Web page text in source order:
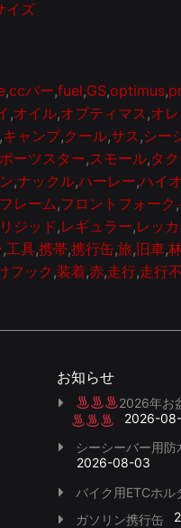
イズ
,ccバー,fuel,GS,optimus,
,オイル,オプティマス ,オ
,キャンプ,クール,サス ,シー
ーツスター,スモール,タ
,ナックル,ハーレー,ハイ
フレーム ,フロントフォーク ,
リジッド ,レギュラー,レッ
,工具,携帯,携行缶,旅,旧車,
フック ,装着,赤,走行,走行
お知らせ
2026年お
2026-
シーシーバー用
2026-08-03
バイク用ETCホル
ガソリン携行缶